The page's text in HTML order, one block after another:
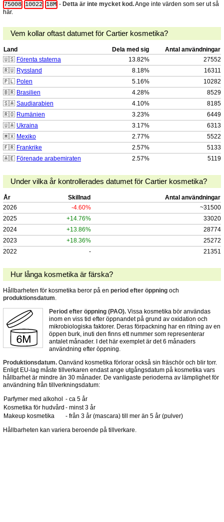
75008 10022 18M - Detta är inte mycket kod.Ange inte värden som ser ut så
här.
Vem kollar oftast datumet för Cartier kosmetika?
Land Dela med sig
Antal användningar
🇺🇸 Förenta staterna 13.82%
27552
🇷🇺 Ryssland 8.18%
16311
🇵🇱 Polen 5.16%
10282
🇧🇷 Brasilien 4.28%
8529
🇸🇦 Saudiarabien 4.10%
8185
🇷🇴 Rumänien 3.23%
6449
🇺🇦 Ukraina 3.17%
6313
🇲🇽 Mexiko 2.77%
5522
🇫🇷 Frankrike 2.57%
5133
🇦🇪 Förenade arabemiraten 2.57% 5119
Under vilka år kontrollerades datumet för Cartier kosmetika?
År Skillnad
Antal användningar
2026
-4.60%
~31500
2025
+14.76%
33020
2024
+13.86%
28774
2023
+18.36%
25272
2022
- 21351
Hur långa kosmetika är färska?
Hållbarheten för kosmetika beror på en period efter öppning och
produktionsdatum.
Period efter öppning (PAO). Vissa kosmetika bör användas
inom en viss tid efter öppnandet på grund av oxidation och
mikrobiologiska faktorer. Deras förpackning har en ritning av en
öppen burk, inuti den finns ett nummer som representerar
antalet månader. I det här exemplet är det 6 månaders
användning efter öppning.
Produktionsdatum. Oanvänd kosmetika förlorar också sin fräschör och blir torr.
Enligt EU-lag måste tillverkaren endast ange utgångsdatum på kosmetika vars
hållbarhet är mindre än 30 månader. De vanligaste perioderna av lämplighet för
användning från tillverkningsdatum:
Parfymer med alkohol - ca 5 år
Kosmetika för hudvård - minst 3 år
Makeup kosmetika
- från 3 år (mascara) till mer än 5 år (pulver)
Hållbarheten kan variera beroende på tillverkare.